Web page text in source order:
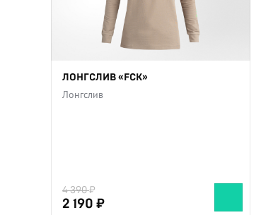
ЛОНГСЛИВ «FCK»
Лонгслив
4 390
2 190